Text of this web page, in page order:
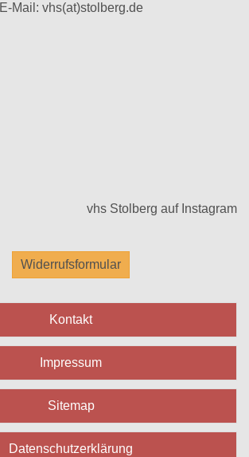
E-Mail: vhs(at)stolberg.de
vhs Stolberg auf Instagram
Widerrufsformular
Kontakt
Impressum
Sitemap
Datenschutzerklärung